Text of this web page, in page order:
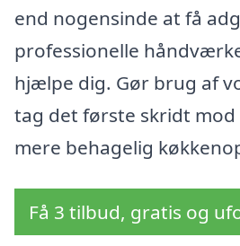
end nogensinde at få
professionelle
hjælpe dig. Gør brug af
tag det første skridt mod
mere behagelig
Få 3 tilbud, gratis og